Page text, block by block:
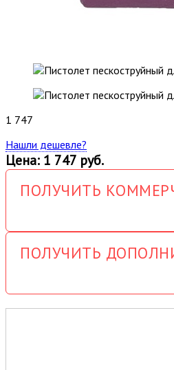
1 747
Нашли дешевле?
Цена: 1 747 руб.
ПОЛУЧИТЬ
ПОЛУЧИТЬ